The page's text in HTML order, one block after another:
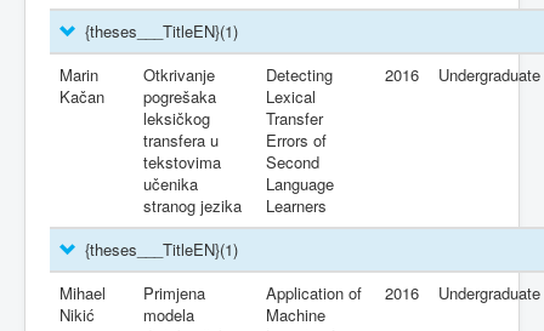
{theses___TitleEN}(1)
Marin
Kačan
Otkrivanje
pogrešaka
leksičkog
transfera u
tekstovima
učenika
stranog jezika
Detecting
Lexical
Transfer
Errors of
Second
Language
Learners
2016 Undergraduate
{theses___TitleEN}(1)
Mihael
Nikić
Primjena
modela
Application of
Machine
2016 Undergraduate